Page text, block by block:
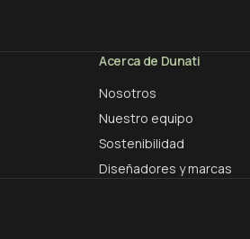
Acerca de Dunati
Nosotros
Nuestro equipo
Sostenibilidad
Diseñadores y marcas